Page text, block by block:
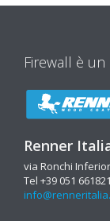
Firewall è
Renner
via Ronchi
Tel +39 051